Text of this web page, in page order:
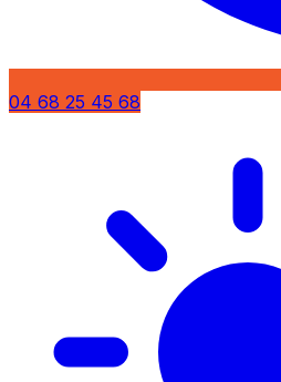
04 68 25 45 68